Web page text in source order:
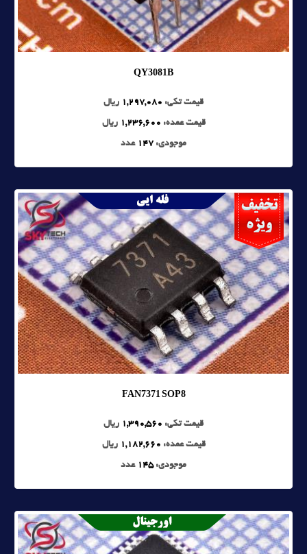
QY3081B
قیمت تکی: 1,297,080 ریال
قیمت عمده: 1,236,600 ریال
موجودی: 147 عدد
FAN7371 SOP8
قیمت تکی: 1,390,560 ریال
قیمت عمده: 1,182,660 ریال
موجودی:145 عدد